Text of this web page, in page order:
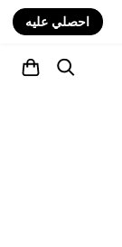
احصلي عليه